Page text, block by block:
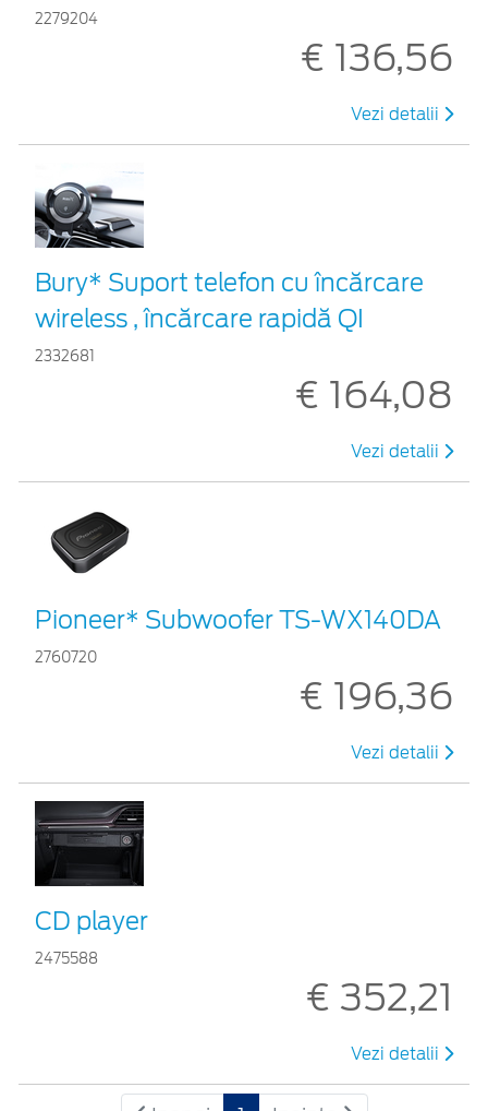
2279204
€ 136,56
Vezi detalii
Bury* Suport telefon cu încărcare
wireless , încărcare rapidă QI
2332681
€ 164,08
Vezi detalii
Pioneer* Subwoofer TS-WX140DA
2760720
€ 196,36
Vezi detalii
CD player
2475588
€ 352,21
Vezi detalii